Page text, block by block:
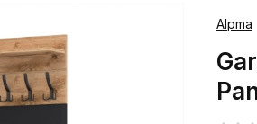
Alpma